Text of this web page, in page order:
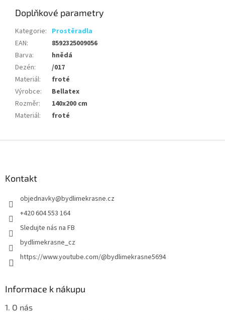
Doplňkové parametry
Kategorie: Prostěradla
EAN:
8592325009056
Barva:
hnědá
Dezén:
/017
Materiál:
froté
Výrobce:
Bellatex
Rozměr:
140x200 cm
Materiál: froté
Kontakt
objednavky@bydlimekrasne.cz
+420 604 553 164
Sledujte nás na FB
bydlimekrasne_cz
https://www.youtube.com/@bydlimekrasne5694
Informace k nákupu
1. O nás